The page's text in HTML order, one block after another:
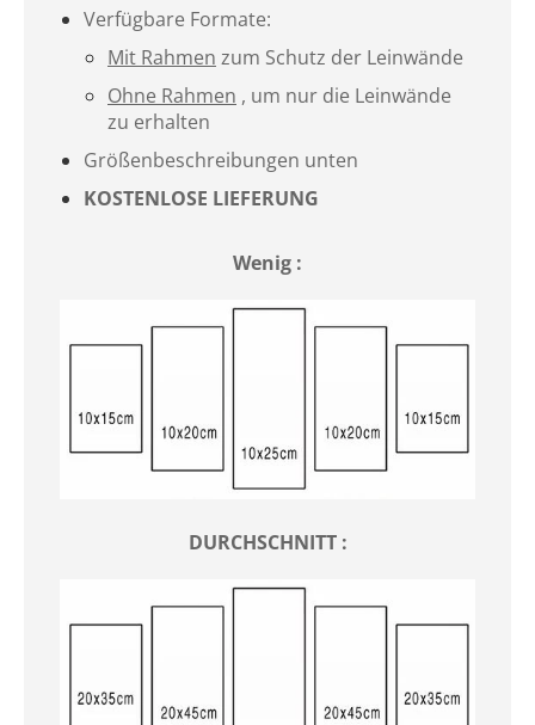
Verfügbare Formate:
Mit Rahmen zum Schutz der Leinwände
Ohne Rahmen , um nur die Leinwände
zu erhalten
Größenbeschreibungen unten
KOSTENLOSE LIEFERUNG
Wenig :
DURCHSCHNITT :